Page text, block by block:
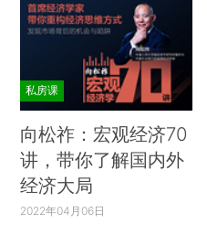
私房课
向松祚：宏观经济70
讲，带你了解国内外
经济大局
2022年04月06日